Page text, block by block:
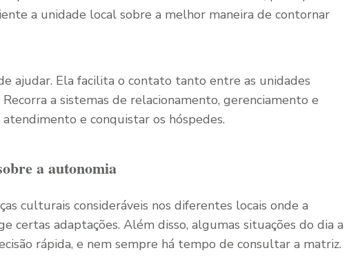
a unidade local sobre a melhor maneira de contornar
ajudar. Ela facilita o contato tanto entre as unidades
Recorra a sistemas de relacionamento, gerenciamento e
e conquistar os hóspedes.
a autonomia
culturais consideráveis nos diferentes locais onde a
certas adaptações. Além disso, algumas situações do dia a
rápida, e nem sempre há tempo de consultar a matriz.